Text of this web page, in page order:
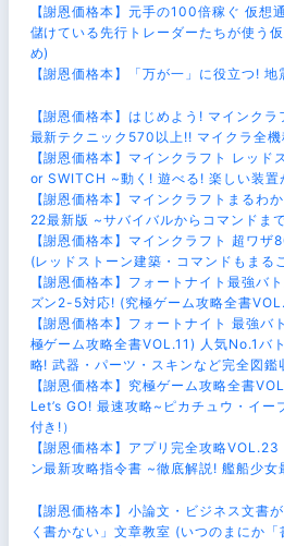
【謝恩価格本】元手の100倍稼ぐ 仮
儲けている先行トレーダーたちが使う
め)
【謝恩価格本】「万が一」に役立つ!
【謝恩価格本】はじめよう! マインク
最新テクニック570以上!! マイクラ全
【謝恩価格本】マインクラフト レッ
or SWITCH ~動く! 遊べる! 楽しい装置
【謝恩価格本】マインクラフトまるわ
22最新版 ~サバイバルからコマンドま
【謝恩価格本】マインクラフト 超ワ
(レッドストーン建築・コマンドもまる
【謝恩価格本】フォートナイト最強バ
ズン2-5対応! (究極ゲーム攻略全書
【謝恩価格本】フォートナイト 最強
極ゲーム攻略全書VOL.11) 人気No.1バ
略! 武器・パーツ・スキンなど完全図
【謝恩価格本】究極ゲーム攻略全書
Let’s GO! 最速攻略~ピカチュウ・イー
付き!）
【謝恩価格本】アプリ完全攻略
ン最新攻略指令書 ~徹底解説! 艦船少女
【謝恩価格本】小論文・ビジネス文書
く書かない」文章教室 (いつのまにか